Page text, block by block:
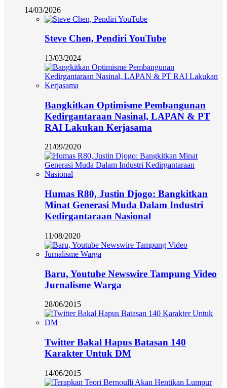
14/03/2026
Steve Chen, Pendiri YouTube
13/03/2024
Bangkitkan Optimisme Pembangunan
Kedirgantaraan Nasinal, LAPAN & PT
RAI Lakukan Kerjasama
21/09/2020
Humas R80, Justin Djogo: Bangkitkan
Minat Generasi Muda Dalam Industri
Kedirgantaraan Nasional
11/08/2020
Baru, Youtube Newswire Tampung Video
Jurnalisme Warga
28/06/2015
Twitter Bakal Hapus Batasan 140
Karakter Untuk DM
14/06/2015